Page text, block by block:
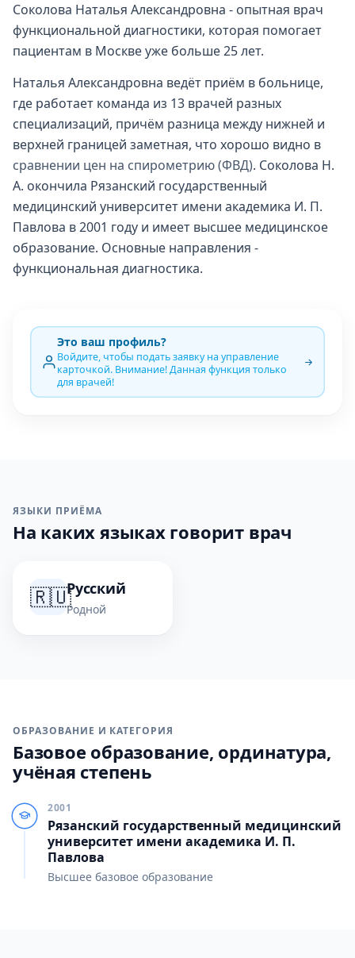
Соколова Наталья Александровна - опытная врач
функциональной диагностики, которая помогает
пациентам в Москве уже больше 25 лет.
Наталья Александровна ведёт приём в больнице,
где работает команда из 13 врачей разных
специализаций, причём разница между нижней и
верхней границей заметная, что хорошо видно в
сравнении цен на спирометрию (ФВД). Соколова Н.
А. окончила Рязанский государственный
медицинский университет имени академика И. П.
Павлова в 2001 году и имеет высшее медицинское
образование. Основные направления -
функциональная диагностика.
Это ваш профиль?
Войдите, чтобы подать заявку на управление
карточкой. Внимание! Данная функция только
для врачей!
ЯЗЫКИ ПРИЁМА
На каких языках говорит врач
🇷🇺Русский
Родной
ОБРАЗОВАНИЕ И КАТЕГОРИЯ
Базовое образование, ординатура,
учёная степень
2001
Рязанский государственный медицинский
университет имени академика И. П.
Павлова
Высшее базовое образование